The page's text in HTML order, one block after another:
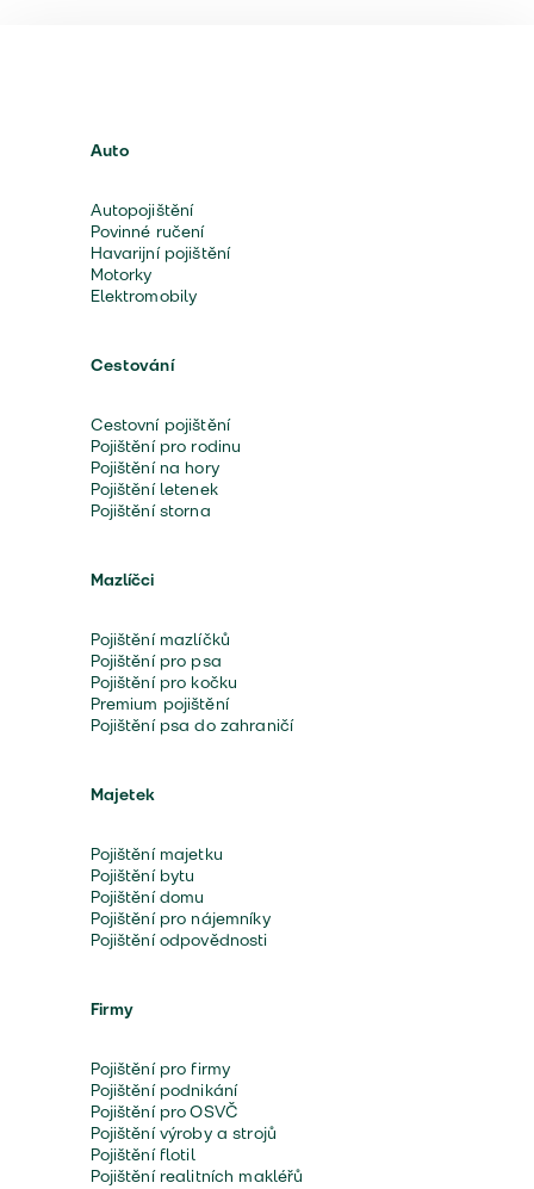
Auto
Autopojištění
Povinné ručení
Havarijní pojištění
Motorky
Elektromobily
Cestování
Cestovní pojištění
Pojištění pro rodinu
Pojištění na hory
Pojištění letenek
Pojištění storna
Mazlíčci
Pojištění mazlíčků
Pojištění pro psa
Pojištění pro kočku
Premium pojištění
Pojištění psa do zahraničí
Majetek
Pojištění majetku
Pojištění bytu
Pojištění domu
Pojištění pro nájemníky
Pojištění odpovědnosti
Firmy
Pojištění pro firmy
Pojištění podnikání
Pojištění pro OSVČ
Pojištění výroby a strojů
Pojištění flotil
Pojištění realitních makléřů